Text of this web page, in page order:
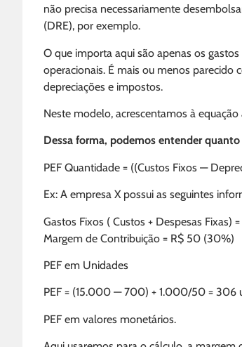
não precisa necessariamente
(DRE), por exemplo.
O que importa aqui são apenas os
operacionais. É mais ou menos parecido
depreciações e impostos.
Neste modelo, acrescentamos à
Dessa forma, podemos entender
PEF Quantidade = ((Custos Fixos —
Ex: A empresa X possui as seguintes
Gastos Fixos ( Custos + Despesas
Margem de Contribuição = R$ 50 (30%)
PEF em Unidades
PEF = (15.000 — 700) + 1.000/50 = 306
PEF em valores monetários.